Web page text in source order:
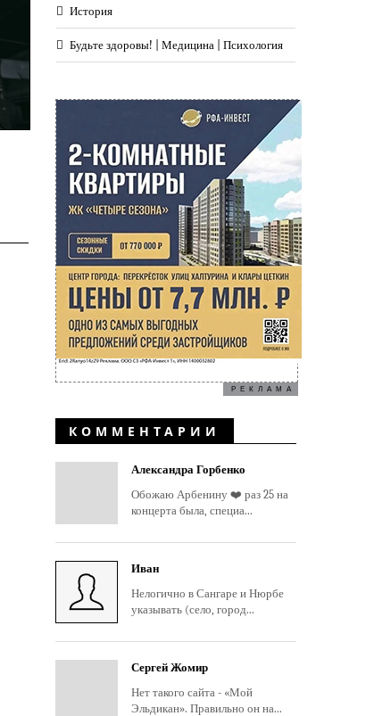
История
Будьте здоровы! | Медицина | Психология
РЕКЛАМА
КОММЕНТАРИИ
Александра Горбенко
Обожаю Арбенину ❤️ раз 25 на
концерта была, специа...
Иван
Нелогично в Сангаре и Нюрбе
указывать (село, город...
Сергей Жомир
Нет такого сайта - «Мой
Эльдикан». Правильно он на...